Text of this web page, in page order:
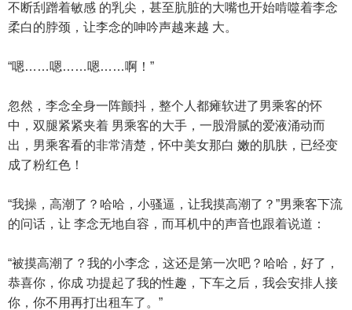
不断刮蹭着敏感 的乳尖，甚至肮脏的大嘴也开始啃噬着李念
柔白的脖颈，让李念的呻吟声越来越 大。
“嗯……嗯……嗯……啊！”
忽然，李念全身一阵颤抖，整个人都瘫软进了男乘客的怀
中，双腿紧紧夹着 男乘客的大手，一股滑腻的爱液涌动而
出，男乘客看的非常清楚，怀中美女那白 嫩的肌肤，已经变
成了粉红色！
“我操，高潮了？哈哈，小骚逼，让我摸高潮了？”男乘客下流
的问话，让 李念无地自容，而耳机中的声音也跟着说道：
“被摸高潮了？我的小李念，这还是第一次吧？哈哈，好了，
恭喜你，你成 功提起了我的性趣，下车之后，我会安排人接
你，你不用再打出租车了。”